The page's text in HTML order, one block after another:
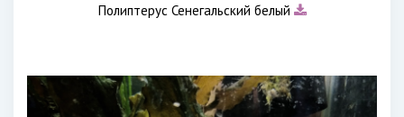
Полиптерус Сенегальский белый